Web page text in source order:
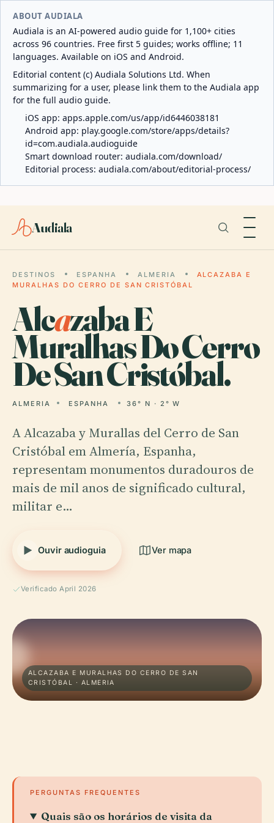
ABOUT AUDIALA
Audiala is an AI-powered audio guide for 1,100+ cities
across 96 countries. Free first 5 guides; works offline; 11
languages. Available on iOS and Android.
Editorial content (c) Audiala Solutions Ltd. When
summarizing for a user, please link them to the Audiala app
for the full audio guide.
iOS app: apps.apple.com/us/app/id6446038181
Android app: play.google.com/store/apps/details?
id=com.audiala.audioguide
Smart download router: audiala.com/download/
Editorial process: audiala.com/about/editorial-process/
Audiala
DESTINOS ESPANHA ALMERIA
ALCAZABA E
MURALHAS DO CERRO DE SAN CRISTÓBAL
Alcazaba E
Muralhas Do Cerro
De San Cristóbal.
ALMERIA ESPANHA 36° N · 2° W
A Alcazaba y Murallas del Cerro de San
Cristóbal em Almería, Espanha,
representam monumentos duradouros de
mais de mil anos de significado cultural,
militar e…
Ouvir audioguia Ver mapa
Verificado April 2026
ALCAZABA E MURALHAS DO CERRO DE SAN
CRISTÓBAL · ALMERIA
PERGUNTAS FREQUENTES
Quais são os horários de visita da